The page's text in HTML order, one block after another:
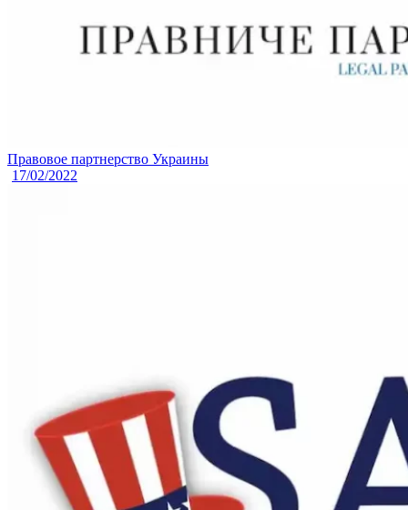
Правовое партнерство Украины
17/02/2022